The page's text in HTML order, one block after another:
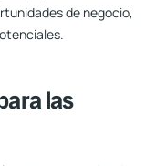
de negocio,
las